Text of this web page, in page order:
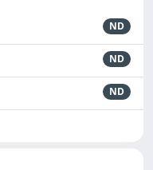
ND
ND
ND